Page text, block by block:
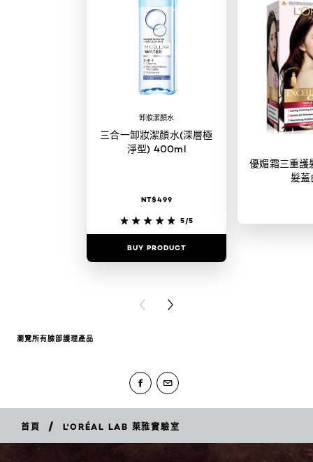
卸妝潔顏水
三合一卸妝潔顏水(深層極
淨型) 400ml
NT$499
5/5
BUY PRODUCT
優媚霜三重護
髮蓋
PREVIOUS CARD
NEXT CARD
瀏覽所有臉部護理產品
首頁 / L'ORÉAL LAB 萊雅實驗室